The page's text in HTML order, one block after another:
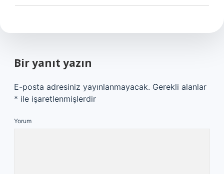
Bir yanıt yazın
E-posta adresiniz yayınlanmayacak. Gerekli alanlar
* ile işaretlenmişlerdir
Yorum